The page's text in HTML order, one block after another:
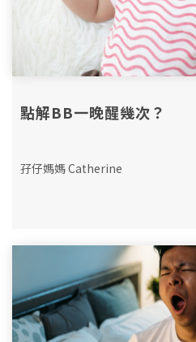
點解BB一晚醒幾次？
孖仔媽媽 Catherine